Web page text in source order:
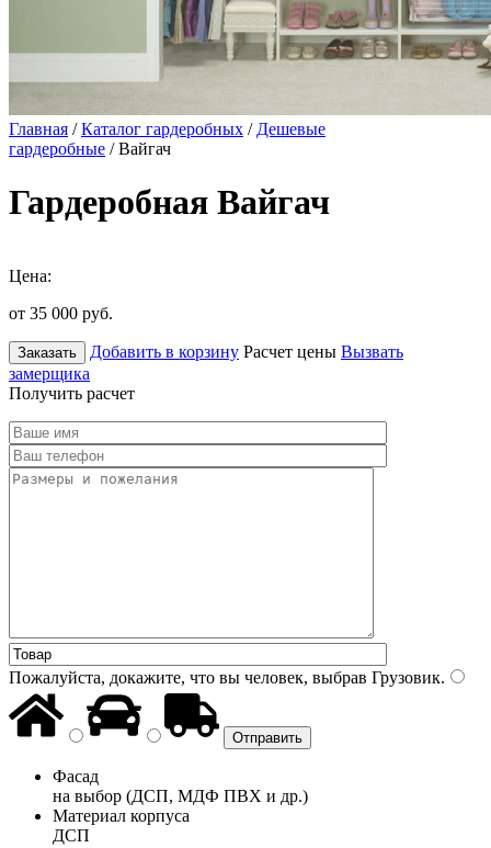
Главная /Каталог гардеробных / Дешевые
гардеробные / Вайгач
Гардеробная Вайгач
Цена:
от 35 000 руб.
Заказать Добавить в корзину Расчет цены Вызвать
замерщика
Получить расчет
Пожалуйста, докажите, что вы человек, выбрав Грузовик.
Фасад
на выбор (ДСП, МДФ ПВХ и др.)
Материал корпуса
ДСП